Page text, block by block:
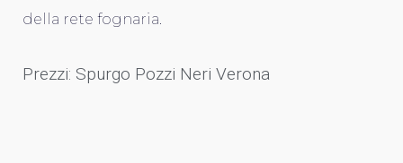
della rete fognaria.
Prezzi: Spurgo Pozzi Neri Verona